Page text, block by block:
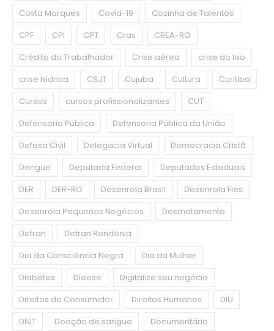
Costa Marques
Covid-19
Cozinha de Talentos
CPF
CPI CPT Cras
CREA-RO
Crédito do Trabalhador
Crise aérea
crise do lixo
crise hídrica
CSJT Cujuba Cultura
Curitiba
Cursos
cursos profissionalizantes
CUT
Defensoria Pública
Defensoria Pública da União
Defesa Civil
Delegacia Virtual
Democracia Cristã
Dengue
Deputada Federal
Deputados Estaduais
DER
DER-RO Desenrola Brasil
Desenrola Fies
Desenrola Pequenos Negócios
Desmatamento
Detran
Detran Rondônia
Dia da Consciência Negra
Dia da Mulher
Diabetes
Dieese
Digitalize seu negócio
Direitos do Consumidor
Direitos Humanos
DIU
DNIT
Doação de sangue
Documentário